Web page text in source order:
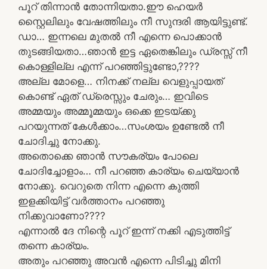
പൂറ് തിന്നാൻ തോന്നിയതാ.ഈ ഹെയർ
സ്റ്റൈലിലും വേഷത്തിലും നീ സുന്ദരി ആയിട്ടുണ്ട്.
ഡാ… ഇന്നലെ മുതൽ നീ എന്നെ പൊക്കാൻ
തുടങ്ങിയതാ…ഞാൻ ഇട്ട ഏതെങ്കിലും ഡ്രസ്സ്‌ നീ
കൊള്ളില്ല എന്ന് പറഞ്ഞിട്ടുണ്ടോ,????
അല്ല മോളെ… നിനക്ക് നല്ല വെളുപ്പായത്
കൊണ്ട് ഏത് ഡ്രെസ്സും ചേരും… ഇവിടെ
അമ്മയും അമ്മൂമ്മയും ഒക്കെ ഇടയ്ക്കു
പറയുന്നത് കേൾക്കാം…സംശയം ഉണ്ടേൽ നീ
ചോദിച്ചു നോക്കു.
അതൊക്കെ ഞാൻ സൗകര്യം പോലെ
ചോദിച്ചോളാം… നീ പറഞ്ഞ കാര്യം ചെയ്യാൻ
നോക്കു. വെറുതെ നിന്ന എന്നെ കുത്തി
ഇളക്കിയിട്ട് വർത്താനം പറഞ്ഞു
നിക്കുവാണോ????
എന്നാൽ ദേ നിന്റെ പൂറ് ഇന്ന് നക്കി എടുത്തിട്ട്
തന്നെ കാര്യം.
അതും പറഞ്ഞു അവൻ എന്നെ പിടിച്ചു മിനി